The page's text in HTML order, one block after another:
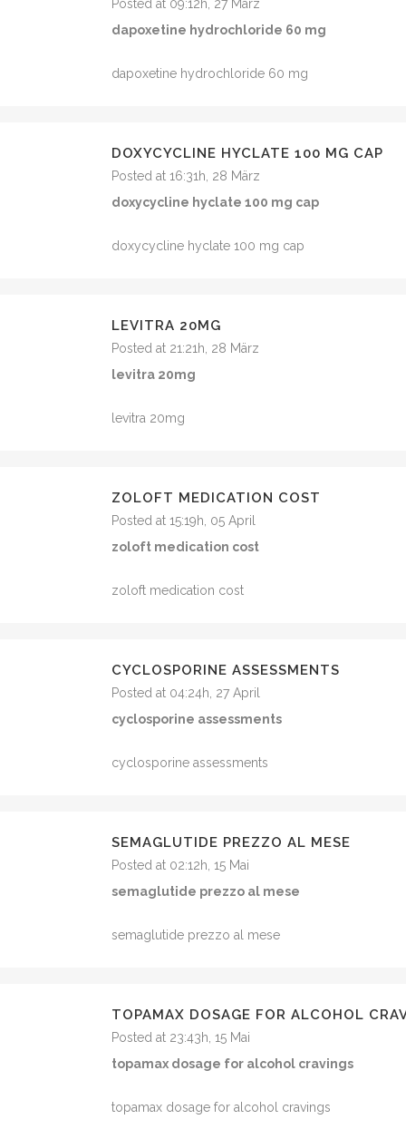
Posted at 09:12h, 27 März
dapoxetine hydrochloride 60 mg
dapoxetine hydrochloride 60 mg
DOXYCYCLINE HYCLATE 100 MG CAP
Posted at 16:31h, 28 März
doxycycline hyclate 100 mg cap
doxycycline hyclate 100 mg cap
LEVITRA 20MG
Posted at 21:21h, 28 März
levitra 20mg
levitra 20mg
ZOLOFT MEDICATION COST
Posted at 15:19h, 05 April
zoloft medication cost
zoloft medication cost
CYCLOSPORINE ASSESSMENTS
Posted at 04:24h, 27 April
cyclosporine assessments
cyclosporine assessments
SEMAGLUTIDE PREZZO AL MESE
Posted at 02:12h, 15 Mai
semaglutide prezzo al mese
semaglutide prezzo al mese
TOPAMAX DOSAGE FOR ALCOHOL
Posted at 23:43h, 15 Mai
topamax dosage for alcohol cravings
topamax dosage for alcohol cravings